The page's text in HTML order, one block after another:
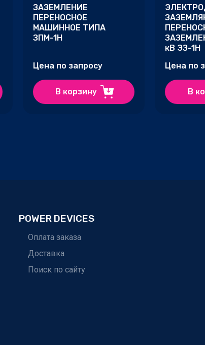
ЗАЗЕМЛЕНИЕ
ПЕРЕНОСНОЕ
МАШИННОЕ ТИПА
ЗПМ-1Н
Цена по запросу
В корзину
кВ ЭЗ-1Н
Цена по
В
POWER DEVICES
Оплата заказа
Доставка
Поиск по сайту